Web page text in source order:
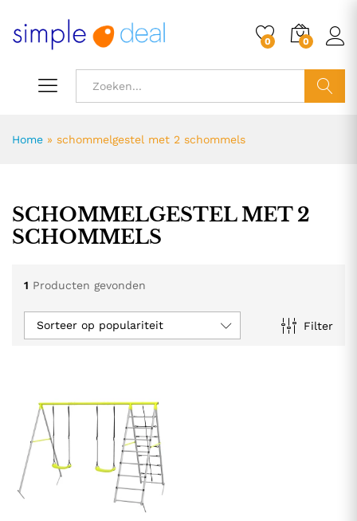
0 0
Home » schommelgestel met 2 schommels
SCHOMMELGESTEL MET 2
SCHOMMELS
1 Producten gevonden
Filter
Sorteer op populariteit